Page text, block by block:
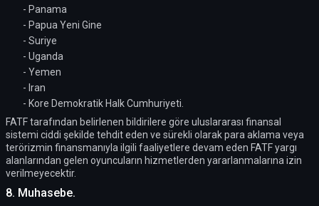
- Panama
- Papua Yeni Gine
- Suriye
- Uganda
- Yemen
- Iran
- Kore Demokratik Halk Cumhuriyeti.
FATF tarafından belirlenen bildirilere göre uluslararası finansal
sistemi ciddi şekilde tehdit eden ve sürekli olarak para aklama veya
terörizmin finansmanıyla ilgili faaliyetlere devam eden FATF yargı
alanlarından gelen oyuncuların hizmetlerden yararlanmalarına izin
verilmeyecektir.
8. Muhasebe.